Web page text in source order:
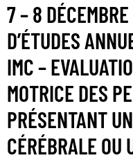
7 – 8
D’ÉTUDES
IMC –
MOTRICE DES
PRÉSENTANT
CÉRÉBRALE OU